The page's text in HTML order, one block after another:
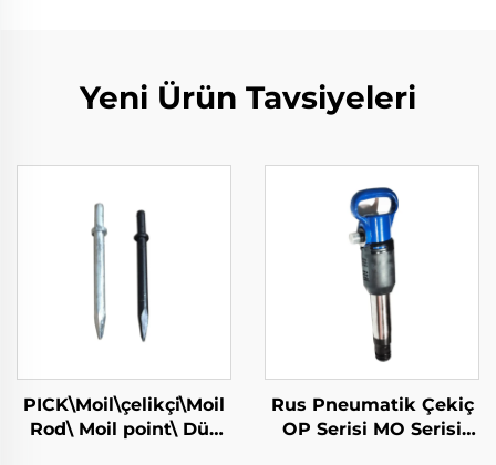
Yeni Ürün Tavsiyeleri
PICK\Moil\çelikçi\Moil
Rod\ Moil point\ Düz
Rus Pneumatik Çekiç
OP Serisi MO Serisi